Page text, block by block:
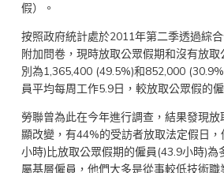
假）。
按照政府統計處於2011年第二季透過綜
附加問卷，現時放取公眾假期和沒有放
別為1,365,400 (49.5%)和852,000
員平均每周工作5.9日，較放取公眾假的僱
勞聯曾為此在今年進行調查，結果發現
顯改變，有44%的受訪者放取法定假日
小時)比放取公眾假期的僱員(43.9小時)為
屬基層僱員，他們大多是從事較低技術